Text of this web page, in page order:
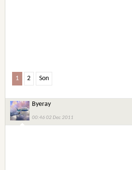
1 2 Son
Byeray
00:46 02 Dec 2011